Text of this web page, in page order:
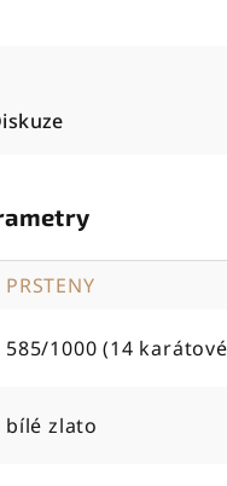
PRSTENY
585/1000 (14
bílé zlato